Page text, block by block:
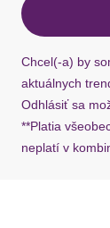
Chcel(-a) by
aktuálnych
Odhlásiť sa
**Platia
neplatí v